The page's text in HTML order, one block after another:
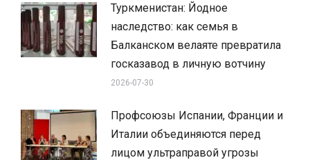
Туркменистан: Йодное
наследство: как семья в
Балканском велаяте превратила
госказавод в личную вотчину
2026-07-30
Профсоюзы Испании, Франции и
Италии объединяются перед
лицом ультраправой угрозы